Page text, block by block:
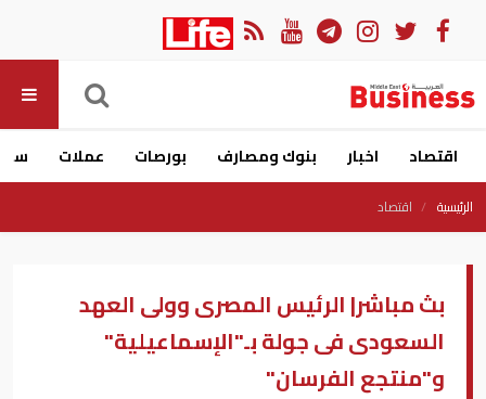
اقتصاد اخبار بنوك ومصارف بورصات عملات
الرئيسية اقتصاد
بث مباشر| الرئيس المصرى وولى العهد
السعودى فى جولة بـ"الإسماعيلية"
و"منتجع الفرسان"